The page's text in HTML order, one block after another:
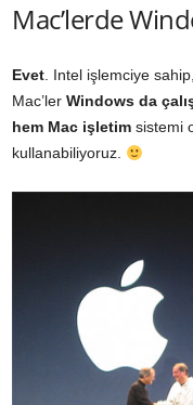
Mac’lerde
Evet. Intel işlemciye
Mac’ler Windows da
hem Mac işletim sistemi
kullanabiliyoruz.